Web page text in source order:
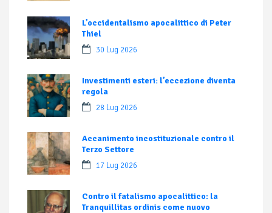
L’occidentalismo apocalittico di Peter
Thiel
30 Lug 2026
Investimenti esteri: l’eccezione diventa
regola
28 Lug 2026
Accanimento incostituzionale contro il
Terzo Settore
17 Lug 2026
Contro il fatalismo apocalittico: la
Tranquillitas ordinis come nuovo